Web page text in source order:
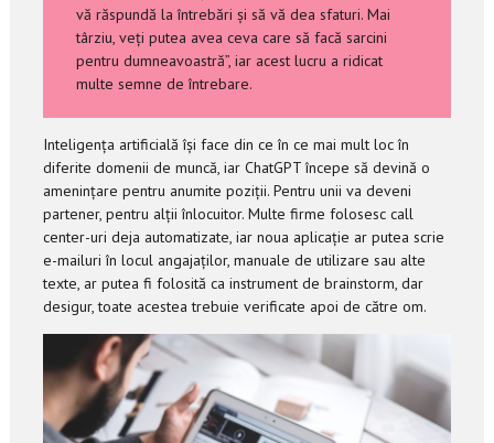
vă răspundă la întrebări și să vă dea sfaturi. Mai
târziu, veți putea avea ceva care să facă sarcini
pentru dumneavoastră”, iar acest lucru a ridicat
multe semne de întrebare.
Inteligența artificială își face din ce în ce mai mult loc în
diferite domenii de muncă, iar ChatGPT începe să devină o
amenințare pentru anumite poziții. Pentru unii va deveni
partener, pentru alții înlocuitor. Multe firme folosesc call
center-uri deja automatizate, iar noua aplicație ar putea scrie
e-mailuri în locul angajaților, manuale de utilizare sau alte
texte, ar putea fi folosită ca instrument de brainstorm, dar
desigur, toate acestea trebuie verificate apoi de către om.